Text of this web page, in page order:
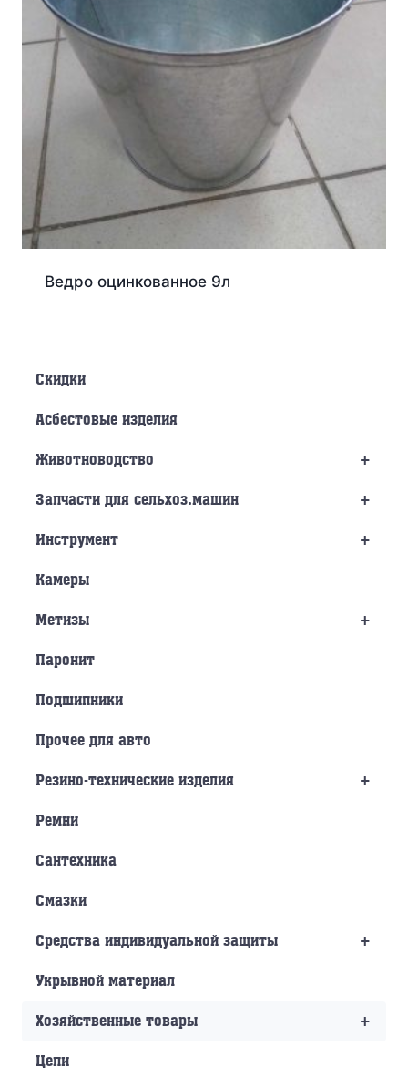
Ведро оцинкованное 9л
Скидки
Асбестовые изделия
+
Животноводство
+
Запчасти для сельхоз.машин
+
Инструмент
Камеры
+
Метизы
Паронит
Подшипники
Прочее для авто
+
Резино-технические изделия
Ремни
Сантехника
Смазки
+
Средства индивидуальной защиты
Укрывной материал
+
Хозяйственные товары
Цепи